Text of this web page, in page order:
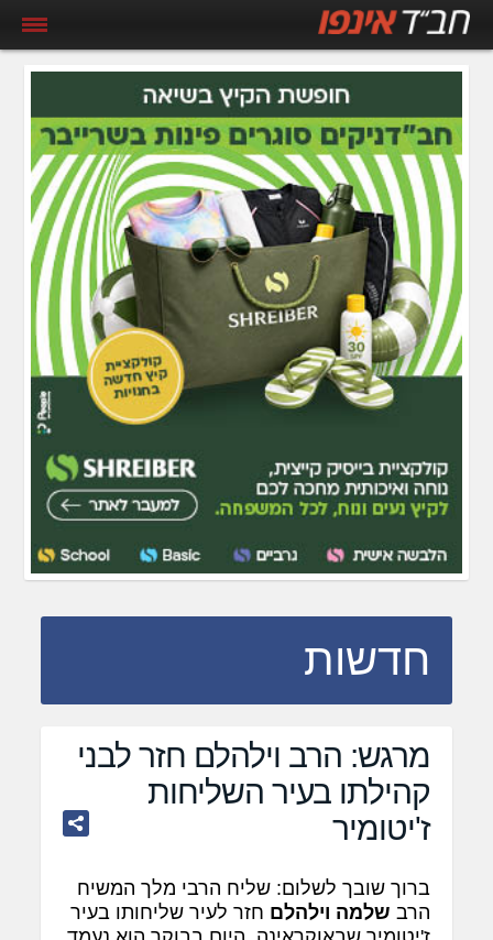
חדשות
מרגש: הרב וילהלם חזר לבני
קהילתו בעיר השליחות
ז'יטומיר
ברוך שובך לשלום: שליח הרבי מלך המשיח
הרב שלמה וילהלם חזר לעיר שליחותו בעיר